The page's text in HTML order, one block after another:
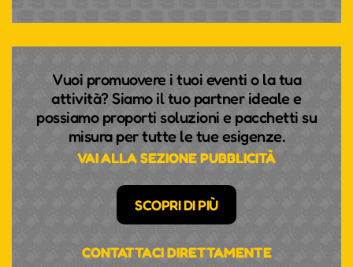
Vuoi promuovere i tuoi eventi o la tua
attività? Siamo il tuo partner ideale e
possiamo proporti soluzioni e pacchetti su
misura per tutte le tue esigenze.
VAI ALLA SEZIONE PUBBLICITÀ
SCOPRI DI PIÙ
CONTATTACI DIRETTAMENTE